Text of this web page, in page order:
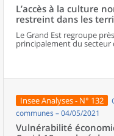
L’accès à la culture
restreint dans les
Le Grand Est regroupe
principalement du
région vit dans une
régionale. Si la plupart
diversité diminue à mesure
région. Les habitants des
d’équipements culturels
Insee Analyses - N° 132
communes – 04/05/2021
Vulnérabilité